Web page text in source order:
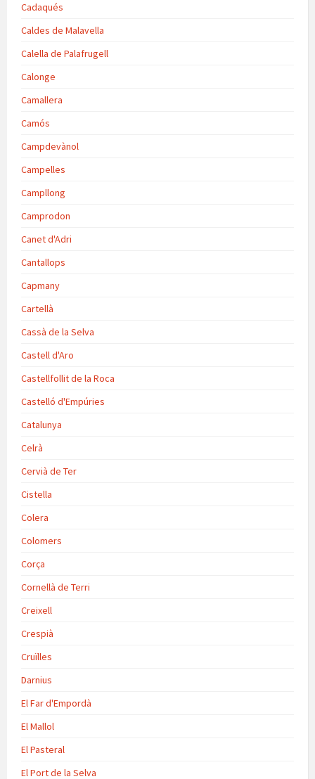
Cadaqués
Caldes de Malavella
Calella de Palafrugell
Calonge
Camallera
Camós
Campdevànol
Campelles
Campllong
Camprodon
Canet d'Adri
Cantallops
Capmany
Cartellà
Cassà de la Selva
Castell d'Aro
Castellfollit de la Roca
Castelló d'Empúries
Catalunya
Celrà
Cervià de Ter
Cistella
Colera
Colomers
Corça
Cornellà de Terri
Creixell
Crespià
Cruïlles
Darnius
El Far d'Empordà
El Mallol
El Pasteral
El Port de la Selva